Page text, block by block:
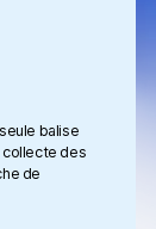
balise
collecte des
de